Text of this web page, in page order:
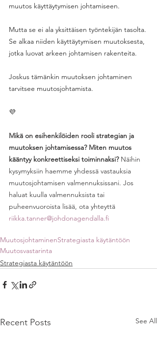
muutos käyttäytymisen johtamiseen.
Mutta se ei ala yksittäisen työntekijän tasolta.
Se alkaa niiden käyttäytymisen muutoksesta,
jotka luovat arkeen johtamisen rakenteita.
Joskus tämänkin muutoksen johtaminen
tarvitsee muutosjohtamista.
💜
Mikä on esihenkilöiden rooli strategian ja
muutoksen johtamisessa? Miten muutos
kääntyy konkreettiseksi toiminnaksi? Näihin
kysymyksiin haemme yhdessä vastauksia
muutosjohtamisen valmennuksissani. Jos
haluat kuulla valmennuksista tai
puheenvuoroista lisää, ota yhteyttä
riikka.tanner@johdonagendalla.fi
MuutosjohtaminenStrategiasta käytäntöön
Muutosvastarinta
Strategiasta käytäntöön
Recent Posts See All